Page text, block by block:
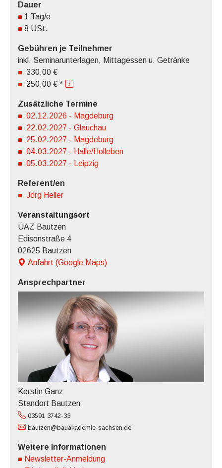
Dauer
1 Tag/e
8 USt.
Gebühren je Teilnehmer
inkl. Seminarunterlagen, Mittagessen u. Getränke
330,00 €
250,00 € *
Zusätzliche Termine
02.12.2026 - Magdeburg
22.02.2027 - Glauchau
25.02.2027 - Magdeburg
04.03.2027 - Halle/Holleben
05.03.2027 - Leipzig
Referent/en
Jörg Heller
Veranstaltungsort
ÜAZ Bautzen
Edisonstraße 4
02625 Bautzen
Anfahrt (Google Maps)
Ansprechpartner
Kerstin Ganz
Standort Bautzen
03591 3742-33
bautzen@bauakademie-sachsen.de
Weitere Informationen
Newsletter-Anmeldung